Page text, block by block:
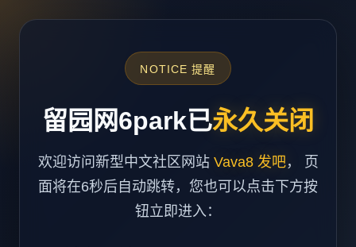
NOTICE 提醒
留园网6park已永久关闭
欢迎访问新型中文社区网站 Vava8 发吧， 页
面将在6秒后自动跳转，您也可以点击下方按
钮立即进入：